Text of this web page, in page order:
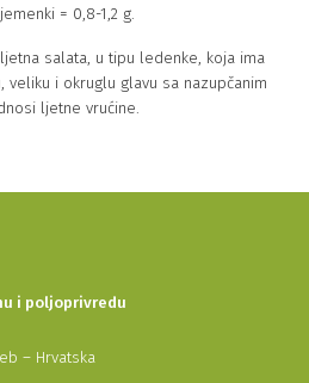
= 0,8-1,2 g.
salata, u tipu ledenke, koja ima
i okruglu glavu sa nazupčanim
ljetne vrućine.
i poljoprivredu
– Hrvatska